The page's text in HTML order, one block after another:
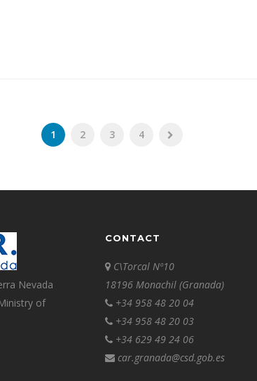
1 2 3 4
Nevada
of
CONTACT
C\Torcal Nº10
18196 Monachil (Granada)
+34 958 48 20 04
+34 958 48 20 03
+34 629 49 24 06
car.granada@csd.gob.es